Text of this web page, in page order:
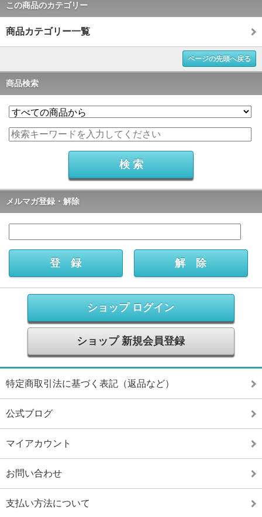
この商品のカテゴリー
商品カテゴリー一覧
ページの先頭へ戻る
商品検索
メルマガ登録・解除
ショップ ログイン
ショップ 新規会員登録
特定商取引法に基づく表記（返品など）
公式ブログ
マイアカウント
お問い合わせ
支払い方法について